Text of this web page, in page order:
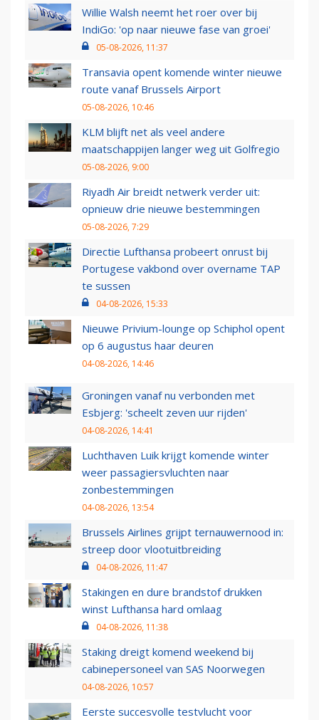
Willie Walsh neemt het roer over bij
IndiGo: 'op naar nieuwe fase van groei'
05-08-2026, 11:37
Transavia opent komende winter nieuwe
route vanaf Brussels Airport
05-08-2026, 10:46
KLM blijft net als veel andere
maatschappijen langer weg uit Golfregio
05-08-2026, 9:00
Riyadh Air breidt netwerk verder uit:
opnieuw drie nieuwe bestemmingen
05-08-2026, 7:29
Directie Lufthansa probeert onrust bij
Portugese vakbond over overname TAP
te sussen
04-08-2026, 15:33
Nieuwe Privium-lounge op Schiphol opent
op 6 augustus haar deuren
04-08-2026, 14:46
Groningen vanaf nu verbonden met
Esbjerg: 'scheelt zeven uur rijden'
04-08-2026, 14:41
Luchthaven Luik krijgt komende winter
weer passagiersvluchten naar
zonbestemmingen
04-08-2026, 13:54
Brussels Airlines grijpt ternauwernood in:
streep door vlootuitbreiding
04-08-2026, 11:47
Stakingen en dure brandstof drukken
winst Lufthansa hard omlaag
04-08-2026, 11:38
Staking dreigt komend weekend bij
cabinepersoneel van SAS Noorwegen
04-08-2026, 10:57
Eerste succesvolle testvlucht voor